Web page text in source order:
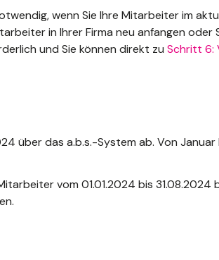
wenn Sie Ihre Mitarbeiter im
in Ihrer Firma neu anfangen oder
und Sie können direkt zu Schritt 6:
über das a.b.s.-System ab. Von
vom 01.01.2024 bis